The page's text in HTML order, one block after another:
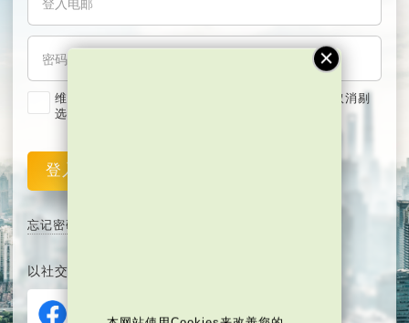
维持我的登入状态两星期 (若使用共用电脑，紧记取消剔
选)
登入
忘记密码
以社交媒体平台注册或登入∶